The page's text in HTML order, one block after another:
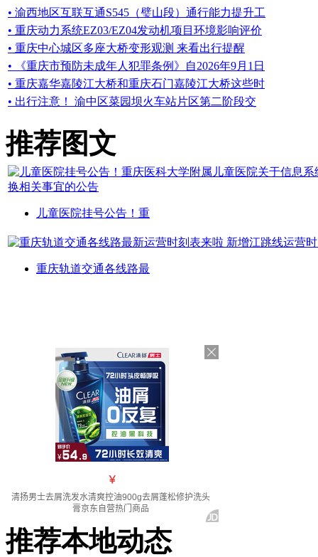
• 渝西地区互联互通S545（璧山段）通行能力提升工
• 重庆动力系统EZ03/EZ04发动机项目环境影响评价
• 重庆中心城区多座大桥变形观测 来看出行提醒
• 《重庆市预防未成年人犯罪条例》自2026年9月1日
• 重庆嘉华嘉陵江大桥和重庆石门嘉陵江大桥这些时
• 出行注意！ 渝中区菜园坝火车站片区第二阶段交
推荐图文
儿童医院挂号公告！重
重庆轨道交通各线路最
推荐本地动态